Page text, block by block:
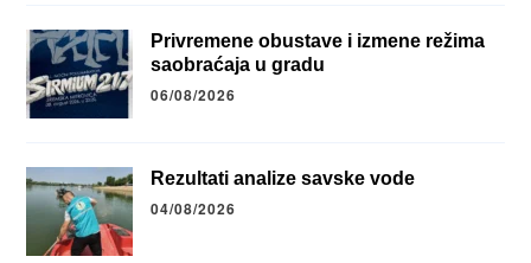
Privremene obustave i izmene režima
saobraćaja u gradu
06/08/2026
Rezultati analize savske vode
04/08/2026